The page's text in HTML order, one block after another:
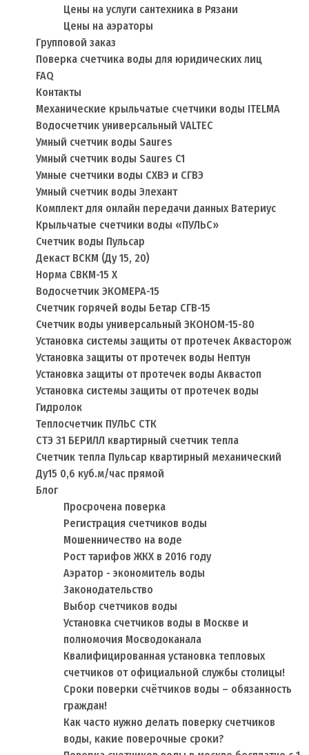
Цены на услуги сантехника в Рязани
Цены на аэраторы
Групповой заказ
Поверка счетчика воды для юридических лиц
FAQ
Контакты
Механические крыльчатые счетчики воды ITELMA
Водосчетчик универсальный VALTEC
Умный счетчик воды Saures
Умный счетчик воды Saures C1
Умные счетчики воды СХВЭ и СГВЭ
Умный счетчик воды Элехант
Комплект для онлайн передачи данных Ватериус
Крыльчатые счетчики воды «ПУЛЬС»
Счетчик воды Пульсар
Декаст ВСКМ (Ду 15, 20)
Норма СВКМ-15 Х
Водосчетчик ЭКОМЕРА-15
Счетчик горячей воды Бетар СГВ-15
Счетчик воды универсальный ЭКОНОМ-15-80
Установка системы защиты от протечек Аквасторож
Установка защиты от протечек воды Нептун
Установка защиты от протечек воды Аквастоп
Установка системы защиты от протечек воды
Гидролок
Теплосчетчик ПУЛЬС СТК
СТЭ 31 БЕРИЛЛ квартирный счетчик тепла
Счетчик тепла Пульсар квартирный механический
Ду15 0,6 куб.м/час прямой
Блог
Просрочена поверка
Регистрация счетчиков воды
Мошенничество на воде
Рост тарифов ЖКХ в 2016 году
Аэратор - экономитель воды
Законодательство
Выбор счетчиков воды
Установка счетчиков воды в Москве и
полномочия Мосводоканала
Квалифицированная установка тепловых
счетчиков от официальной службы столицы!
Сроки поверки счётчиков воды – обязанность
граждан!
Как часто нужно делать поверку счетчиков
воды, какие поверочные сроки?